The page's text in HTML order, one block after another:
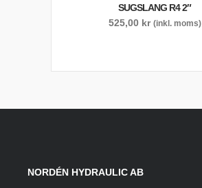
SUGSLANG R4 2″
525,00 kr (inkl. moms)
NORDÉN HYDRAULIC AB